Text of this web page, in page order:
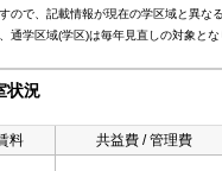
ので、記載情報が現在の学区域と異
通学区域(学区)は毎年見直しの対象と
状況
料 共益費 / 管理費